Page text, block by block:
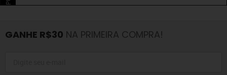
GANHE R$30 NA PRIMEIRA COMPRA!